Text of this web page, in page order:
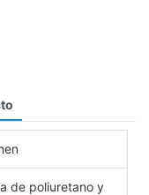
de poliuretano y